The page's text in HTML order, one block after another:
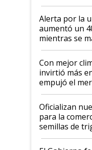
Alerta por la
aumentó un
mientras se
conflicto en
Con mejor
invirtió más
empujó el
Oficializan
para la
semillas de
granel